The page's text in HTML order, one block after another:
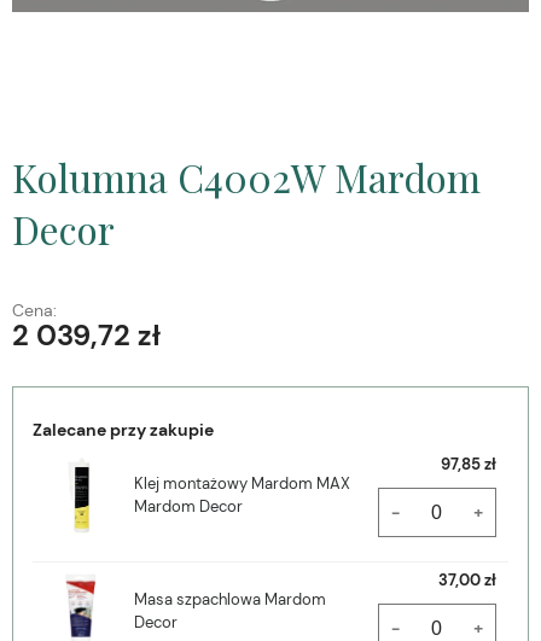
Kolumna C4002W Mardom
Decor
Cena:
2 039,72 zł
Zalecane przy zakupie
Klej montażowy Mardom MAX
Mardom Decor
97,85 zł
- +
Masa szpachlowa Mardom
Decor
37,00 zł
- +